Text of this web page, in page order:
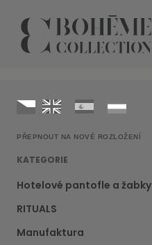
PŘEPNOUT NA NOVÉ ROZLOŽENÍ
KATEGORIE
Hotelové pantofle a žabky
RITUALS
Manufaktura